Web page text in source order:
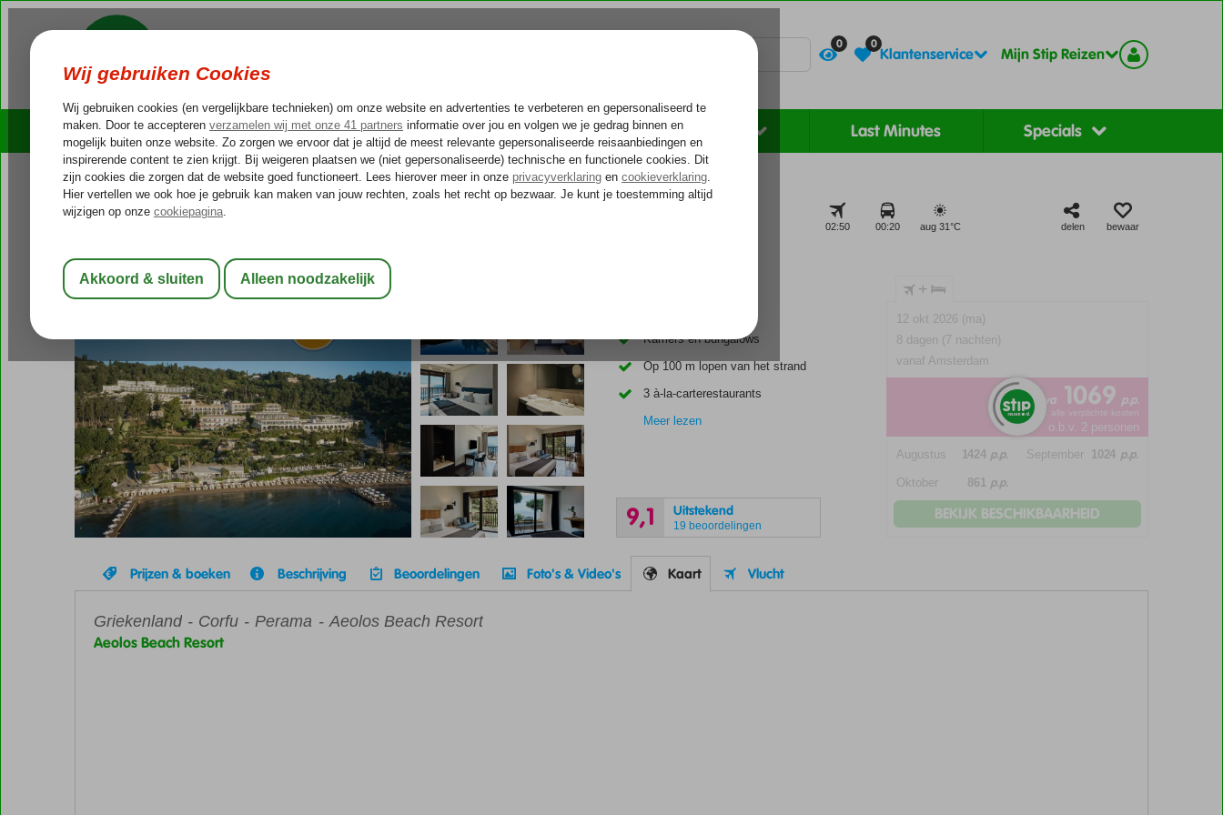
0 0
Klantenservice Mijn Stip Reizen
Cruises Outlet Deals Rondreizen Zonvakantie Last Minutes Specials
Voelt als thuiskomen...
Home
Griekenland Corfu Perama
Aeolos Beach Resort
All Inclusive Hotel
02:50 00:20 aug 31°C delen bewaar
Kamers en bungalows
Op 100 m lopen van het strand
3 à-la-carterestaurants
Meer lezen
9,1 Uitstekend
19 beoordelingen
+
12 okt 2026 (ma)
8 dagen (7 nachten)
vanaf Amsterdam
va 1069 p.p.
*incl. alle verplichte kosten
o.b.v. 2 personen
Augustus 1424 p.p. September 1024 p.p.
Oktober 861 p.p.
BEKIJK BESCHIKBAARHEID
Prijzen & boeken Beschrijving Beoordelingen Foto's & Video's Kaart Vlucht
Home
Griekenland Corfu Perama Aeolos Beach Resort
Aeolos Beach Resort